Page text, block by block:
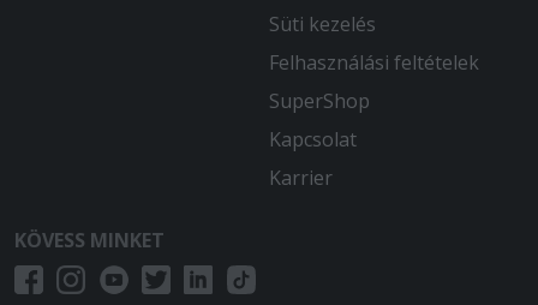
Süti kezelés
Felhasználási feltételek
SuperShop
Kapcsolat
Karrier
KÖVESS MINKET